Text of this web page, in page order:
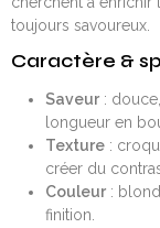
toujours savoureux.
Caractère &
Saveur:
longueur en
Texture:
créer du
Couleur: blond
finition.